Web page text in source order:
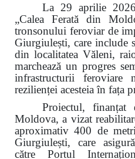
La 29 aprilie
„Calea Ferată din
tronsonului feroviar de
Giurgiulești, care include
din localitatea Văleni,
marchează un progres
infrastructurii feroviare
rezilienței acesteia în fața
Proiectul, finanțat
Moldova, a vizat
aproximativ 400 de
Giurgiulești, care
către Portul